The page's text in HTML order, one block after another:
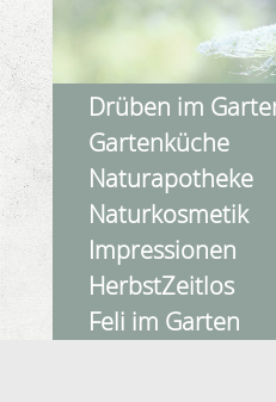
Drüben im
Gartenküche
Naturapotheke
Naturkosmetik
Impressionen
HerbstZeitlos
Feli im Garten